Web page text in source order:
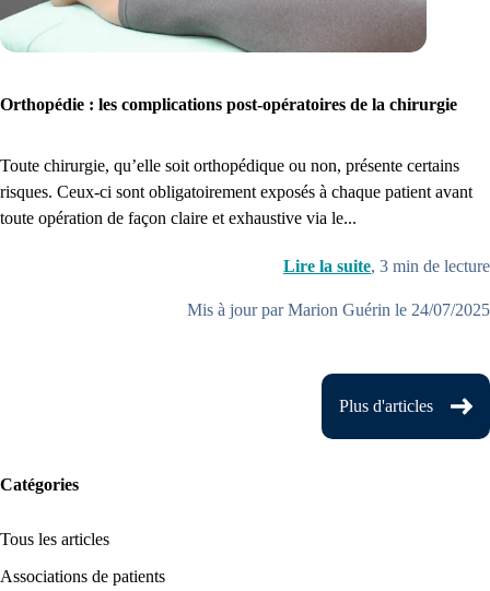
Orthopédie : les complications post-opératoires de la chirurgie
Toute chirurgie, qu’elle soit orthopédique ou non, présente certains
risques. Ceux-ci sont obligatoirement exposés à chaque patient avant
toute opération de façon claire et exhaustive via le...
Lire la suite, 3 min de lecture
Mis à jour par Marion Guérin le 24/07/2025
Plus d'articles
Catégories
Tous les articles
Associations de patients